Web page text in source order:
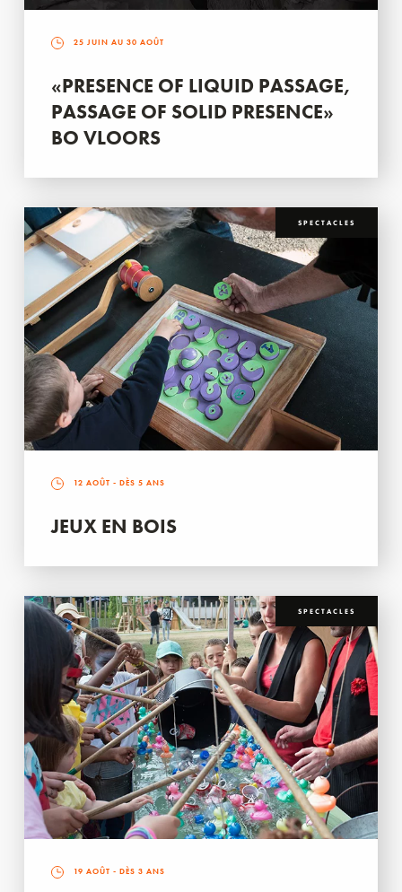
25 JUIN AU 30 AOÛT
«PRESENCE OF LIQUID PASSAGE,
PASSAGE OF SOLID PRESENCE»
BO VLOORS
SPECTACLES
12 AOÛT - DÈS 5 ANS
JEUX EN BOIS
SPECTACLES
19 AOÛT - DÈS 3 ANS